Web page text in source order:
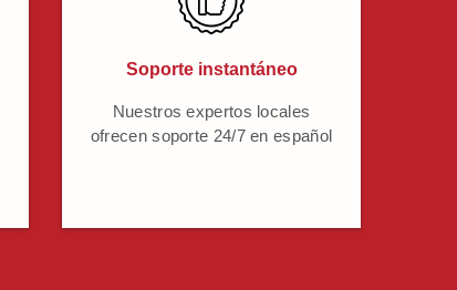
Soporte instantáneo
Nuestros expertos locales
ofrecen soporte 24/7 en español